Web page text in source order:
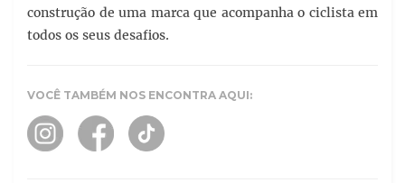
construção de uma marca que acompanha o ciclista em
todos os seus desafios.
VOCÊ TAMBÉM NOS ENCONTRA AQUI: